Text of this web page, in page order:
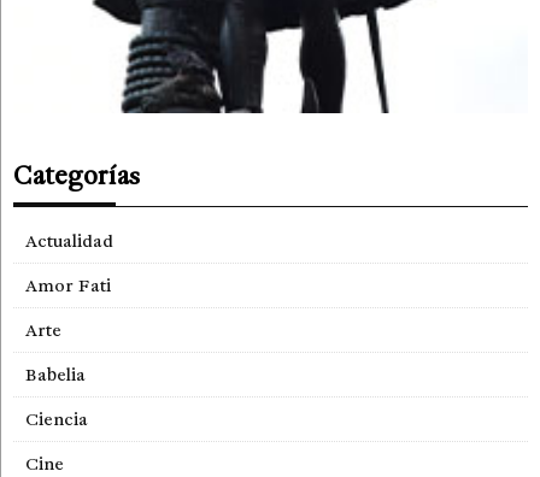
Categorías
Actualidad
Amor Fati
Arte
Babelia
Ciencia
Cine